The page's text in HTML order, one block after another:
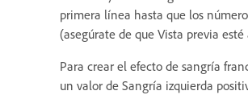
primera línea hasta que los
(asegúrate de que Vista previa esté
Para crear el efecto de sangría
un valor de Sangría izquierda